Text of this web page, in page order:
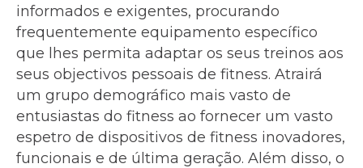
informados e exigentes, procurando
frequentemente equipamento específico
que lhes permita adaptar os seus treinos aos
seus objectivos pessoais de fitness. Atrairá
um grupo demográfico mais vasto de
entusiastas do fitness ao fornecer um vasto
espetro de dispositivos de fitness inovadores,
funcionais e de última geração. Além disso, o